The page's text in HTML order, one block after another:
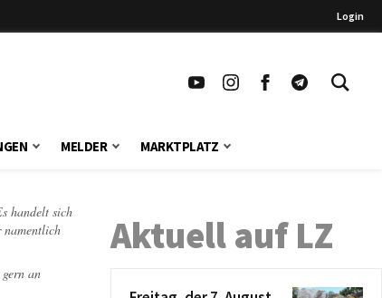
Login
MELDER MARKTPLATZ
handelt sich
namentlich
an
Aktuell auf LZ